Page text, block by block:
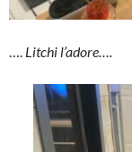
…. Litchi l’adore….